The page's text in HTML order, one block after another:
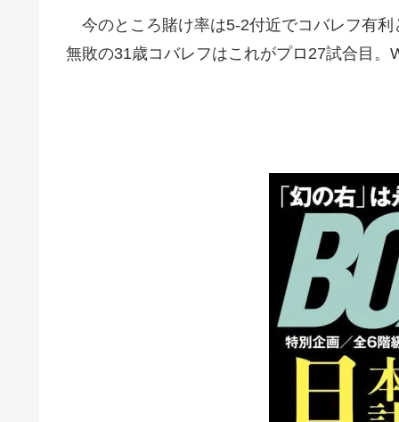
今のところ賭け率は5-2付近でコバレフ有
無敗の31歳コバレフはこれがプロ27試合目